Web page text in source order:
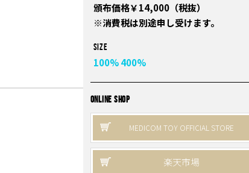
頒布価格￥14,000（税抜）
※消費税は別途申し受けます。
Size
100% 400%
ONLINE SHOP
MEDICOM TOY OFFICIAL STORE
楽天市場